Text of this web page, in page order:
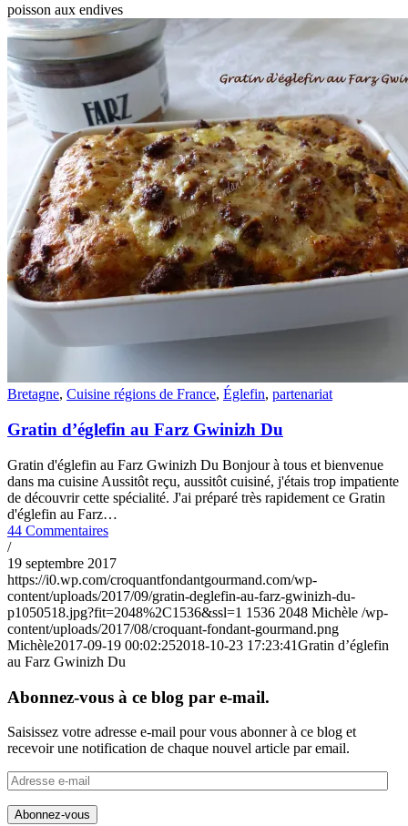
poisson aux endives
Bretagne, Cuisine régions de France, Églefin, partenariat
Gratin d’églefin au Farz Gwinizh Du
Gratin d'églefin au Farz Gwinizh Du Bonjour à tous et bienvenue
dans ma cuisine Aussitôt reçu, aussitôt cuisiné, j'étais trop impatiente
de découvrir cette spécialité. J'ai préparé très rapidement ce Gratin
d'églefin au Farz…
44 Commentaires
/
19 septembre 2017
https://i0.wp.com/croquantfondantgourmand.com/wp-
content/uploads/2017/09/gratin-deglefin-au-farz-gwinizh-du-
p1050518.jpg?fit=2048%2C1536&ssl=1 1536 2048 Michèle /wp-
content/uploads/2017/08/croquant-fondant-gourmand.png
Michèle2017-09-19 00:02:252018-10-23 17:23:41Gratin d’églefin
au Farz Gwinizh Du
Abonnez-vous à ce blog par e-mail.
Saisissez votre adresse e-mail pour vous abonner à ce blog et
recevoir une notification de chaque nouvel article par email.
Adresse
e-
mail
Abonnez-vous